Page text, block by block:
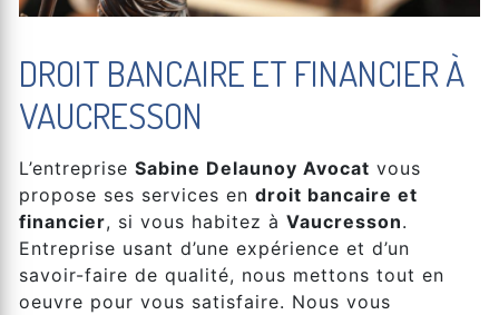
DROIT BANCAIRE ET FINANCIER À
VAUCRESSON
L’entreprise Sabine Delaunoy Avocat vous
propose ses services en droit bancaire et
financier, si vous habitez à Vaucresson.
Entreprise usant d’une expérience et d’un
savoir-faire de qualité, nous mettons tout en
oeuvre pour vous satisfaire. Nous vous